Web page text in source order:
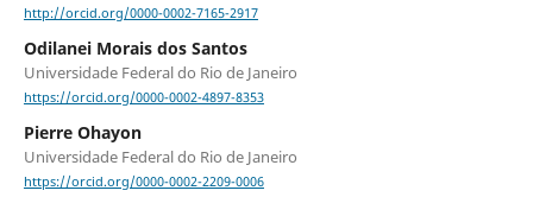
http://orcid.org/0000-0002-7165-2917
Odilanei Morais dos Santos
Universidade Federal do Rio de Janeiro
https://orcid.org/0000-0002-4897-8353
Pierre Ohayon
Universidade Federal do Rio de Janeiro
https://orcid.org/0000-0002-2209-0006